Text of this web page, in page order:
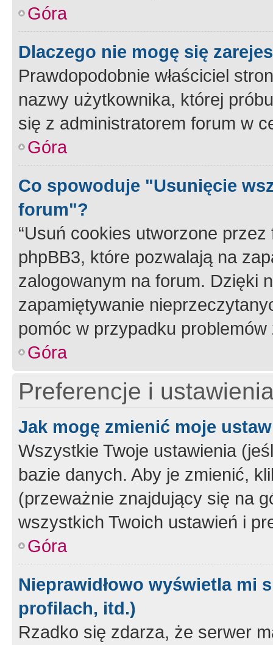
Góra
Dlaczego nie mogę się
Prawdopodobnie właściciel
nazwy użytkownika, której
się z administratorem forum w
Góra
Co spowoduje "Usunięcie
forum"?
“Usuń cookies utworzone
phpBB3, które pozwalają na
zalogowanym na forum. Dzięki
zapamiętywanie
pomóc w przypadku
Góra
Preferencje i
Jak mogę zmienić moje
Wszystkie Twoje ustawienia
bazie danych. Aby je zmienić,
(przeważnie znajdujący się na
wszystkich Twoich ustawień i
Góra
Nieprawidłowo wyświetla mi
profilach, itd.)
Rzadko się zdarza, że serwer